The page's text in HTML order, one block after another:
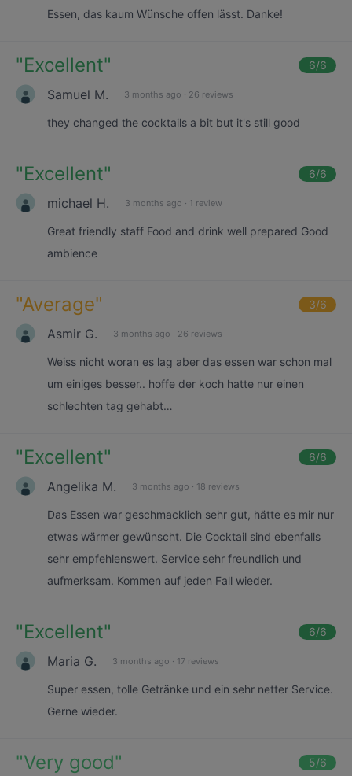
Essen, das kaum Wünsche offen lässt. Danke!
"Excellent" 6/6
Samuel M. 3 months ago · 26 reviews
they changed the cocktails a bit but it's still good
"Excellent" 6/6
michael H. 3 months ago · 1 review
Great friendly staff Food and drink well prepared Good
ambience
"Average" 3/6
Asmir G. 3 months ago · 26 reviews
Weiss nicht woran es lag aber das essen war schon mal
um einiges besser.. hoffe der koch hatte nur einen
schlechten tag gehabt…
"Excellent" 6/6
Angelika M. 3 months ago · 18 reviews
Das Essen war geschmacklich sehr gut, hätte es mir nur
etwas wärmer gewünscht. Die Cocktail sind ebenfalls
sehr empfehlenswert. Service sehr freundlich und
aufmerksam. Kommen auf jeden Fall wieder.
"Excellent" 6/6
Maria G. 3 months ago · 17 reviews
Super essen, tolle Getränke und ein sehr netter Service.
Gerne wieder.
"Very good" 5/6